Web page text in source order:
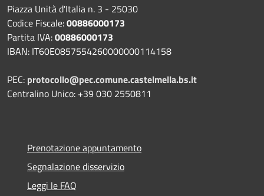
Piazza Unità d'Italia n. 3 - 25030
Codice Fiscale:00886000173
Partita IVA:00886000173
IBAN: IT60E0857554260000000114158
PEC: protocollo@pec.comune.castelmella.bs.it
Centralino Unico: +39 030 2550811
Prenotazione appuntamento
Segnalazione disservizio
Leggi le FAQ